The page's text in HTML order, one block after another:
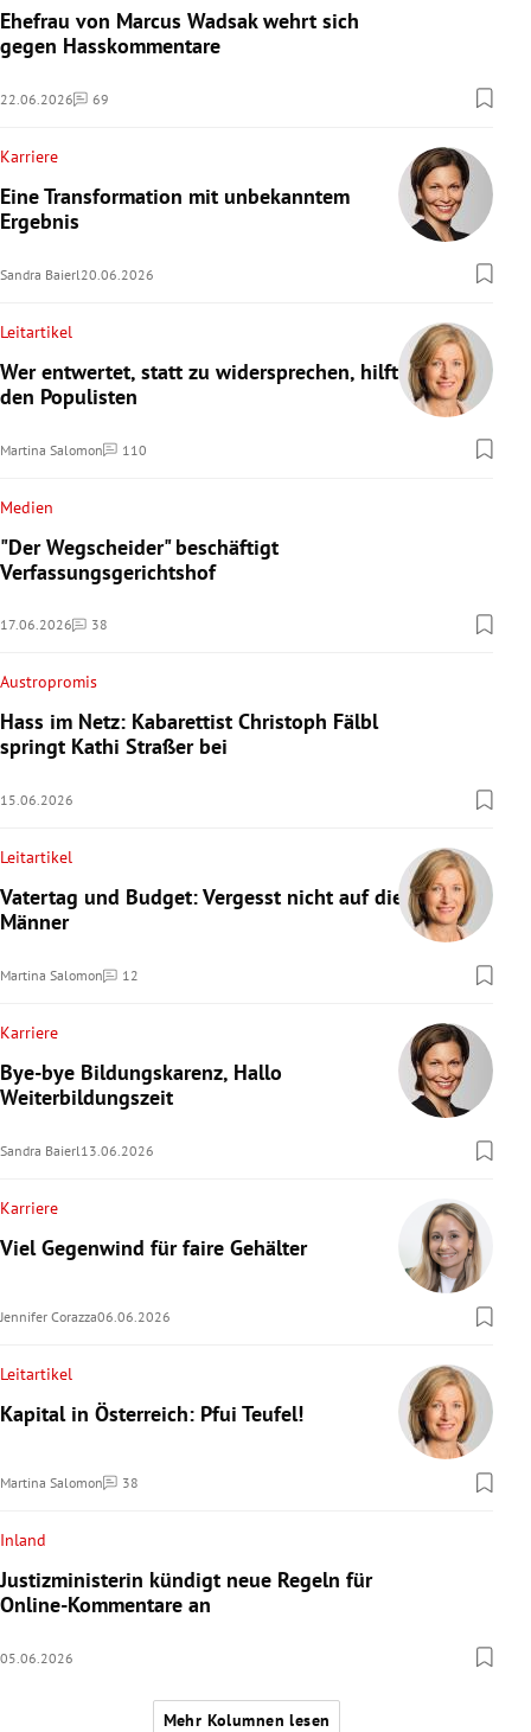
Ehefrau von Marcus Wadsak wehrt sich
gegen Hasskommentare
22.06.2026 69
Kommentare
Karriere
Eine Transformation mit unbekanntem
Ergebnis
Sandra Baierl 20.06.2026
Leitartikel
Wer entwertet, statt zu widersprechen, hilft
den Populisten
Martina Salomon 110
Kommentare
Medien
"Der Wegscheider" beschäftigt
Verfassungsgerichtshof
17.06.2026 38
Kommentare
Austropromis
Hass im Netz: Kabarettist Christoph Fälbl
springt Kathi Straßer bei
15.06.2026
Leitartikel
Vatertag und Budget: Vergesst nicht auf die
Männer
Martina Salomon 12
Kommentare
Karriere
Bye-bye Bildungskarenz, Hallo
Weiterbildungszeit
Sandra Baierl13.06.2026
Karriere
Viel Gegenwind für faire Gehälter
Jennifer Corazza06.06.2026
Leitartikel
Kapital in Österreich: Pfui Teufel!
Martina Salomon 38
Kommentare
Inland
Justizministerin kündigt neue Regeln für
Online-Kommentare an
05.06.2026
Mehr Kolumnen lesen